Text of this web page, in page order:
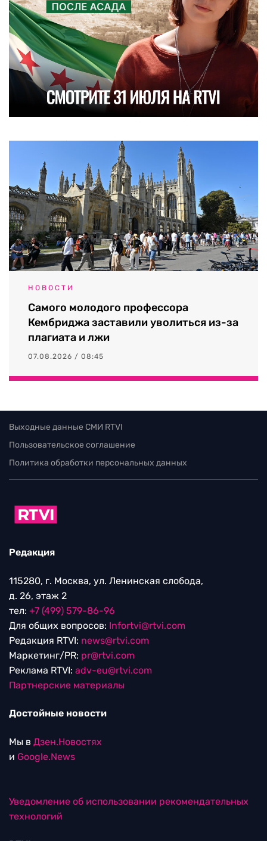
НОВОСТИ
Самого молодого профессора
Кембриджа заставили уволиться из-за
плагиата и лжи
07.08.2026 / 08:45
Выходные данные СМИ RTVI
Пользовательское соглашение
Политика обработки персональных данных
Редакция
115280, г. Москва, ул. Ленинская слобода,
д. 26, этаж 2
тел: +7 (499) 579-86-96
Для общих вопросов: Infortvi@rtvi.com
Редакция RTVI: news@rtvi.com
Маркетинг/PR: pr@rtvi.com
Реклама RTVI: adv-eu@rtvi.com
Партнерские материалы
Достойные новости
Мы в Дзен.Новостях
и Google.News
Уведомление об использовании рекомендательных
технологий